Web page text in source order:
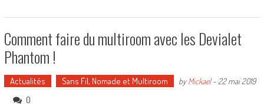
Comment faire du multiroom avec les Devialet
Phantom !
Actualités Sans Fil, Nomade et Multiroom byMickael- 22 mai 2019
0